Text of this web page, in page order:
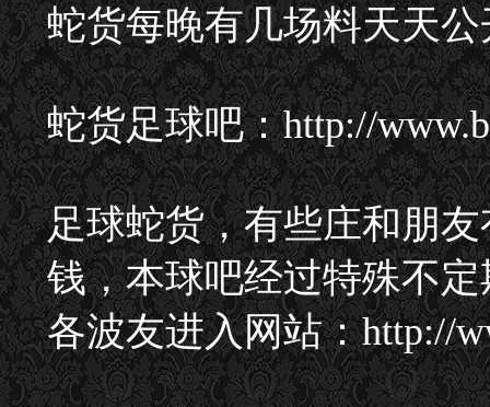
蛇货每晚有几场料天天公
蛇货足球吧：http://
足球蛇货，有些庄和朋
钱，本球吧经过特殊不
各波友进入网站：http://